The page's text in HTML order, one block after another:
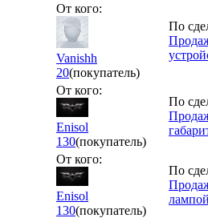
От кого:
Vanishh
20(покупатель)
По
От кого:
Enisol
130(покупатель)
По
От кого:
Enisol
130(покупатель)
По